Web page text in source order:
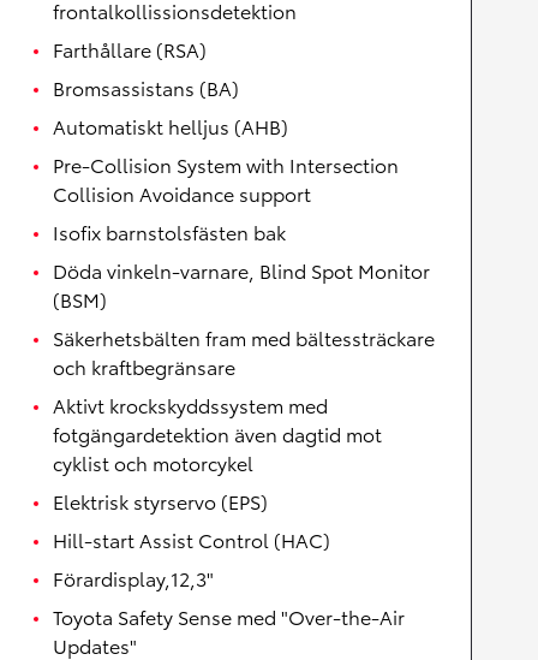
frontalkollissionsdetektion
Farthållare (RSA)
Bromsassistans (BA)
Automatiskt helljus (AHB)
Pre-Collision System with Intersection
Collision Avoidance support
Isofix barnstolsfästen bak
Döda vinkeln-varnare, Blind Spot Monitor
(BSM)
Säkerhetsbälten fram med bältessträckare
och kraftbegränsare
Aktivt krockskyddssystem med
fotgängardetektion även dagtid mot
cyklist och motorcykel
Elektrisk styrservo (EPS)
Hill-start Assist Control (HAC)
Förardisplay,12,3"
Toyota Safety Sense med "Over-the-Air
Updates"